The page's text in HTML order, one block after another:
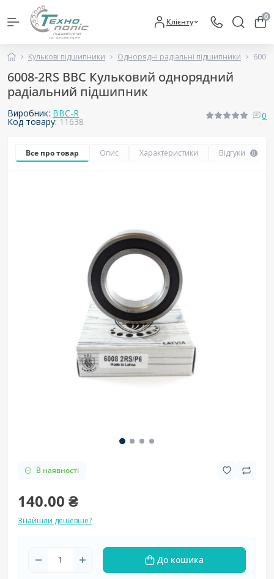
Клієнту 0
Кулькові підшипники Однорядні радіальні підшипники
6008-2RS BBC Кульковий однорядний
радіальний підшипник
Виробник: BBC-R
Код товару:11638
0
Все про товар Опис Характеристики Відгуки 0
В наявності
140.00 ₴
Знайшли дешевше?
До кошика